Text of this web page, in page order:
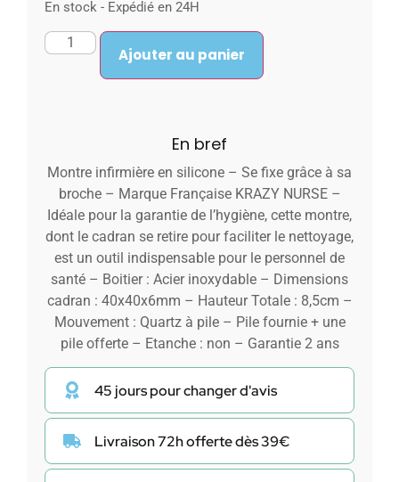
En stock - Expédié en 24H
Ajouter au panier
En bref
Montre infirmière en silicone – Se fixe grâce à sa
broche – Marque Française KRAZY NURSE –
Idéale pour la garantie de l’hygiène, cette montre,
dont le cadran se retire pour faciliter le nettoyage,
est un outil indispensable pour le personnel de
santé – Boitier : Acier inoxydable – Dimensions
cadran : 40x40x6mm – Hauteur Totale : 8,5cm –
Mouvement : Quartz à pile – Pile fournie + une
pile offerte – Etanche : non – Garantie 2 ans
45 jours pour changer d'avis
Livraison 72h offerte dès 39€